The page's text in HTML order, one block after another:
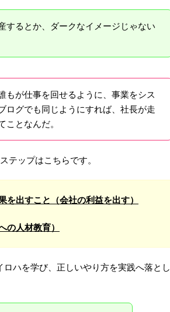
するとか、ダークなイメージじゃない
もが仕事を回せるように、事業をシス
ログでも同じようにすれば、社長が走
となんだ。
テップはこちらです。
出すこと（会社の利益を出す）
人材教育）
ハを学び、正しいやり方を実践へ落とし